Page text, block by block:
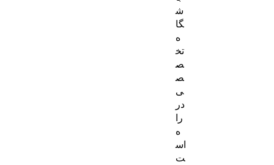
ش
گا
ه
تخ
ص
ص
ی
در
را
ه
اس
ت